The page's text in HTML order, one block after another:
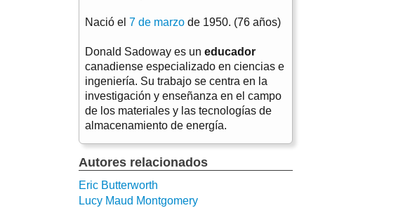
Nació el 7 de marzo de 1950. (76 años)
Donald Sadoway es un educador
canadiense especializado en ciencias e
ingeniería. Su trabajo se centra en la
investigación y enseñanza en el campo
de los materiales y las tecnologías de
almacenamiento de energía.
Autores relacionados
Eric Butterworth
Lucy Maud Montgomery